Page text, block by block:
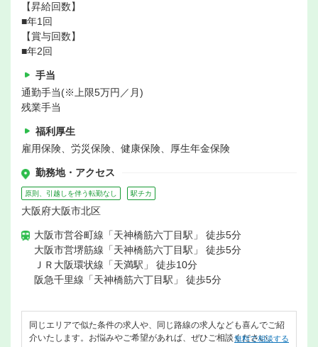
【昇給回数】
■年1回
【賞与回数】
■年2回
手当
通勤手当(※上限5万円／月)
残業手当
福利厚生
雇用保険、労災保険、健康保険、厚生年金保険
勤務地・アクセス
原則、引越しを伴う転勤なし 駅チカ
大阪府大阪市北区
大阪市営谷町線「天神橋筋六丁目駅」 徒歩5分
大阪市営堺筋線「天神橋筋六丁目駅」 徒歩5分
ＪＲ大阪環状線「天満駅」 徒歩10分
阪急千里線「天神橋筋六丁目駅」 徒歩5分
同じエリアで似た条件の求人や、同じ路線の求人なども喜んでご紹
介いたします。お悩みやご希望があれば、ぜひご相談ください。
無料で相談する